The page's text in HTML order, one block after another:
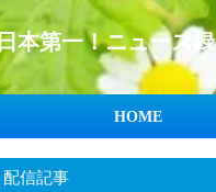
日本第一！ニュース録
HOME
配信記事